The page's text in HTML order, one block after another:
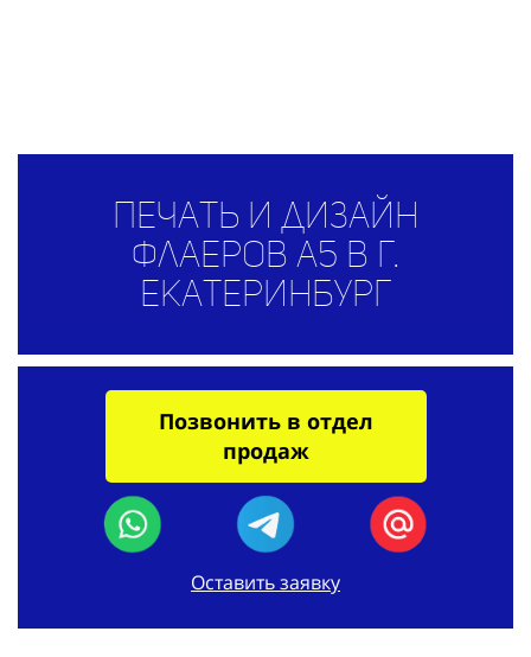
Печать и дизайн
флаеров A5 в г.
Екатеринбург
Позвонить в отдел
продаж
Оставить заявку